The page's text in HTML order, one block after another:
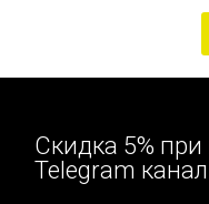
Скидка 5%
Telegram канал